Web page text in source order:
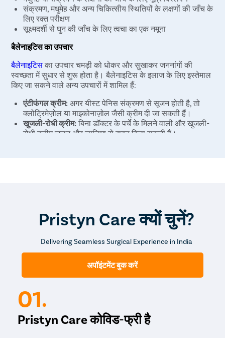
संक्रमण, मधुमेह और अन्य चिकित्सीय स्थितियों के लक्षणों की जाँच के
लिए रक्त परीक्षण
सूक्ष्मदर्शी से घुन की जाँच के लिए त्वचा का एक नमूना
बैलेनाइटिस का उपचार
बैलेनाइटिस का उपचार चमड़ी को धोकर और सुखाकर जननांगों की
स्वच्छता में सुधार से शुरू होता है। बैलेनाइटिस के इलाज के लिए इस्तेमाल
किए जा सकने वाले अन्य उपचारों में शामिल हैं:
एंटीफंगल क्रीम: अगर यीस्ट पेनिस संक्रमण से सूजन होती है, तो
क्लोट्रिमेज़ोल या माइकोनाज़ोल जैसी क्रीम दी जा सकती हैं।
खुजली-रोधी क्रीम: बिना डॉक्टर के पर्चे के मिलने वाली और खुजली-
रोधी क्रीम जलन और लालिमा से राहत दिला सकती हैं।
आपका डॉक्टर चमड़ी हटाने और भविष्य में होने वाले लक्षणों और
जटिलताओं को रोकने के लिए लेज़र खतना या स्टेपलर खतना करवाने
कानपुर में प्रिस्टिन केयर में आप बैलेनाइटिस का सबसे अच्छा इलाजपा
सकते हैं। लिंग की चमड़ी से जुड़ी सभी समस्याओं से छुटकारा पाने के लिए,
प्रिस्टिन केयर से आज ही परामर्श लें।
Pristyn Care क्यों चुनें?
Delivering Seamless Surgical Experience in India
अपॉइंटमेंट बुक करें
01.
Pristyn Care कोविड-फ्री है